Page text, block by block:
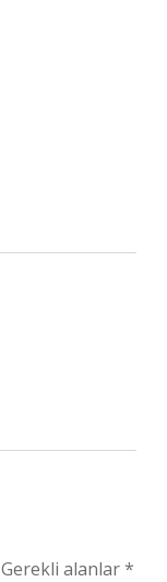
Gerekli alanlar*